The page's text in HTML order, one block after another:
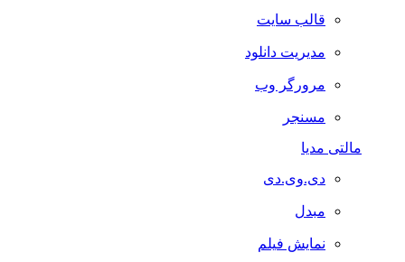
قالب سایت
مدیریت دانلود
مرورگر وب
مسنجر
مالتی مدیا
دی.وی.دی
مبدل
نمایش فیلم